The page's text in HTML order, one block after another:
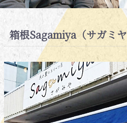
箱根Sagamiya（サガミ